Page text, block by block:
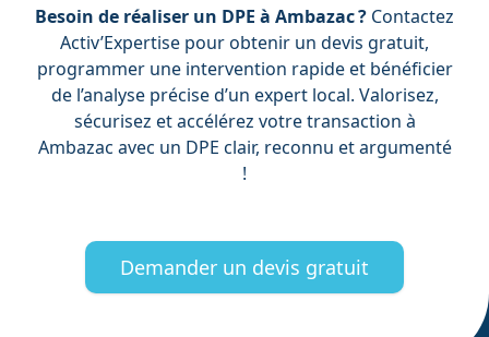
Besoin de réaliser un DPE à Ambazac ? Contactez
Activ’Expertise pour obtenir un devis gratuit,
programmer une intervention rapide et bénéficier
de l’analyse précise d’un expert local. Valorisez,
sécurisez et accélérez votre transaction à
Ambazac avec un DPE clair, reconnu et argumenté
!
Demander un devis gratuit